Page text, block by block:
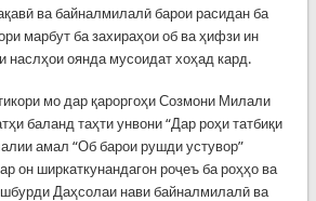
ва байналмилалӣ барои расидан ба
марбут ба захираҳои об ва ҳифзи ин
наслҳои оянда мусоидат хоҳад кард.
мо дар қароргоҳи Созмони Милали
баланд таҳти унвони “Дар роҳи татбиқи
амал “Об барои рушди устувор”
он ширкаткунандагон роҷеъ ба роҳҳо ва
Даҳсолаи нави байналмилалӣ ва